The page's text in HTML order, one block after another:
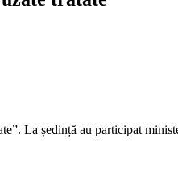
La ședință au participat